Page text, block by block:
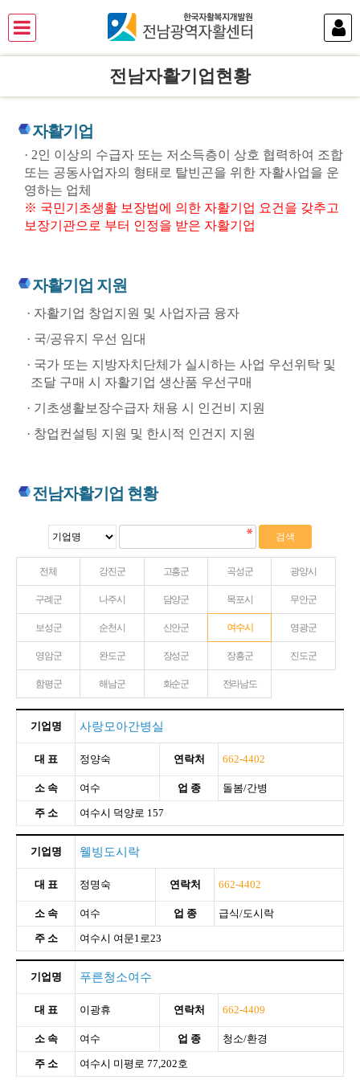
전남자활기업현황
자활기업
· 2인 이상의 수급자 또는 저소득층이 상호 협력하여 조합
또는 공동사업자의 형태로 탈빈곤을 위한 자활사업을 운
영하는 업체
※ 국민기초생활 보장법에 의한 자활기업 요건을 갖추고
보장기관으로 부터 인정을 받은 자활기업
자활기업 지원
· 자활기업 창업지원 및 사업자금 융자
· 국/공유지 우선 임대
· 국가 또는 지방자치단체가 실시하는 사업 우선위탁 및
조달 구매 시 자활기업 생산품 우선구매
· 기초생활보장수급자 채용 시 인건비 지원
· 창업컨설팅 지원 및 한시적 인건지 지원
전남자활기업 현황
전체 강진군 고흥군 곡성군 광양시
구례군 나주시 담양군 목포시 무안군
보성군 순천시 신안군 여수시 영광군
영암군 완도군 장성군 장흥군 진도군
함평군 해남군 화순군 전라남도
기업명 사랑모아간병실
대 표 정양숙 연락처 662-4402
소 속 여수 업 종 돌봄/간병
주 소 여수시 덕양로 157
기업명 웰빙도시락
대 표 정명숙 연락처 662-4402
소 속 여수 업 종 급식/도시락
주 소 여수시 여문1로23
기업명 푸른청소여수
대 표 이광휴 연락처 662-4409
소 속 여수 업 종 청소/환경
주 소 여수시 미평로 77,202호